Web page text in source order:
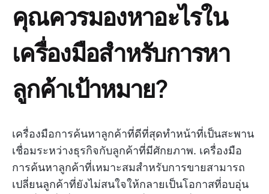
คุณควรมองหาอะไรใน
เครื่องมือสำหรับการหา
ลูกค้าเป้าหมาย?
เครื่องมือการค้นหาลูกค้าที่ดีที่สุดทำหน้าที่เป็นสะพาน
เชื่อมระหว่างธุรกิจกับลูกค้าที่มีศักยภาพ. เครื่องมือ
การค้นหาลูกค้าที่เหมาะสมสำหรับการขายสามารถ
เปลี่ยนลูกค้าที่ยังไม่สนใจให้กลายเป็นโอกาสที่อบอุ่น